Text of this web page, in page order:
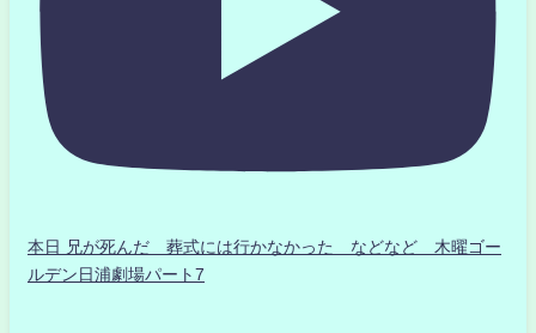
本日 兄が死んだ 葬式には行かなかった などなど 木曜ゴー
ルデン日浦劇場パート7